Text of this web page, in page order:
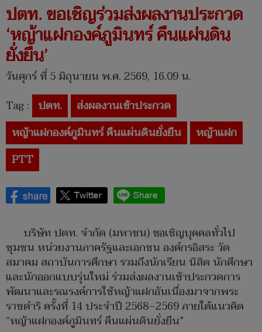
ปตท. ขอเชิญร่วมส่งผลงานประกวด
‘หญ้าแฝกองค์ภูมินทร์ คืนแผ่นดิน
ยั่งยืน’
วันศุกร์ ที่ 5 มิถุนายน พ.ศ. 2569, 16.09 น.
Tag : ปตท.
ส่งผลงานเข้าประกวด
หญ้าแฝกองค์ภูมินทร์ คืนแผ่นดินยั่งยืน
หญ้าแฝก
PTT
บริษัท ปตท. จำกัด (มหาชน) ขอเชิญบุคคลทั่วไป
ชุมชน หน่วยงานภาครัฐและเอกชน องค์กรอิสระ วัด
สมาคม สถาบันการศึกษา รวมถึงนักเรียน นิสิต นักศึกษา
และนักออกแบบรุ่นใหม่ ร่วมส่งผลงานเข้าประกวดการ
พัฒนาและรณรงค์การใช้หญ้าแฝกอันเนื่องมาจากพระ
ราชดำริ ครั้งที่ 14 ประจำปี 2568–2569 ภายใต้แนวคิด
“หญ้าแฝกองค์ภูมินทร์ คืนแผ่นดินยั่งยืน”